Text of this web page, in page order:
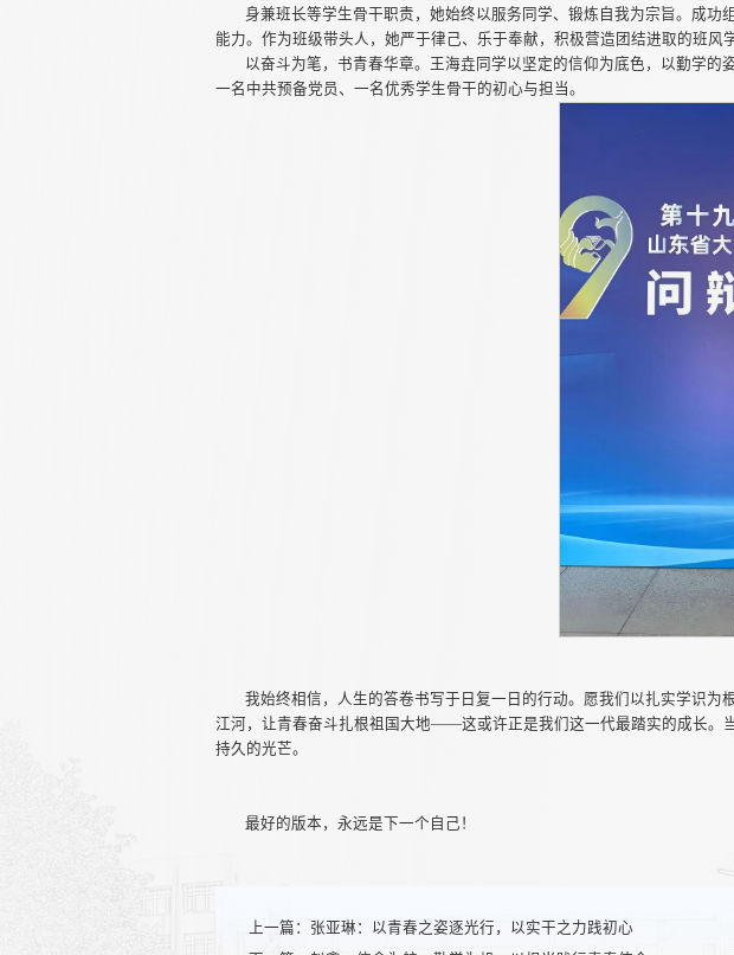
身兼班长等学生骨干职责，她始终以服务同学、锻炼自我为宗旨。成
能力。作为班级带头人，她严于律己、乐于奉献，积极营造团结进取的班
以奋斗为笔，书青春华章。王海垚同学以坚定的信仰为底色，以勤学
一名中共预备党员、一名优秀学生骨干的初心与担当。
我始终相信，人生的答卷书写于日复一日的行动。愿我们以扎实学识
江河，让青春奋斗扎根祖国大地——这或许正是我们这一代最踏实的成长。
持久的光芒。
最好的版本，永远是下一个自己！
上一篇： 张亚琳：以青春之姿逐光行，以实干之力践初心